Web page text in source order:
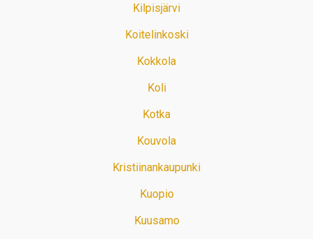
Kilpisjärvi
Koitelinkoski
Kokkola
Koli
Kotka
Kouvola
Kristiinankaupunki
Kuopio
Kuusamo